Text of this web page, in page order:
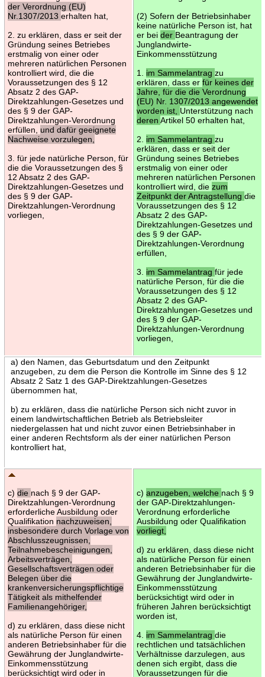
der Verordnung (EU)
Nr.1307/2013 erhalten hat,
2. zu erklären, dass er seit der
Gründung seines Betriebes
erstmalig von einer oder
mehreren natürlichen Personen
kontrolliert wird, die die
Voraussetzungen des § 12
Absatz 2 des GAP-
Direktzahlungen-Gesetzes und
des § 9 der GAP-
Direktzahlungen-Verordnung
erfüllen, und dafür geeignete
Nachweise vorzulegen,
3. für jede natürliche Person, für
die die Voraussetzungen des §
12 Absatz 2 des GAP-
Direktzahlungen-Gesetzes und
des § 9 der GAP-
Direktzahlungen-Verordnung
vorliegen,
(2) Sofern der Betriebsinhaber
keine natürliche Person ist, hat
er bei der Beantragung der
Junglandwirte-
Einkommensstützung
1. im Sammelantrag zu
erklären, dass er für keines der
Jahre, für die die Verordnung
(EU) Nr. 1307/2013 angewendet
worden ist, Unterstützung nach
deren Artikel 50 erhalten hat,
2. im Sammelantrag zu
erklären, dass er seit der
Gründung seines Betriebes
erstmalig von einer oder
mehreren natürlichen Personen
kontrolliert wird, die zum
Zeitpunkt der Antragstellung die
Voraussetzungen des § 12
Absatz 2 des GAP-
Direktzahlungen-Gesetzes und
des § 9 der GAP-
Direktzahlungen-Verordnung
erfüllen,
3. im Sammelantrag für jede
natürliche Person, für die die
Voraussetzungen des § 12
Absatz 2 des GAP-
Direktzahlungen-Gesetzes und
des § 9 der GAP-
Direktzahlungen-Verordnung
vorliegen,
a) den Namen, das Geburtsdatum und den Zeitpunkt
anzugeben, zu dem die Person die Kontrolle im Sinne des § 12
Absatz 2 Satz 1 des GAP-Direktzahlungen-Gesetzes
übernommen hat,
b) zu erklären, dass die natürliche Person sich nicht zuvor in
einem landwirtschaftlichen Betrieb als Betriebsleiter
niedergelassen hat und nicht zuvor einen Betriebsinhaber in
einer anderen Rechtsform als der einer natürlichen Person
kontrolliert hat,
c) die nach § 9 der GAP-
Direktzahlungen-Verordnung
erforderliche Ausbildung oder
Qualifikation nachzuweisen,
insbesondere durch Vorlage von
Abschlusszeugnissen,
Teilnahmebescheinigungen,
Arbeitsverträgen,
Gesellschaftsverträgen oder
Belegen über die
krankenversicherungspflichtige
Tätigkeit als mithelfender
Familienangehöriger,
d) zu erklären, dass diese nicht
als natürliche Person für einen
anderen Betriebsinhaber für die
Gewährung der Junglandwirte-
Einkommensstützung
berücksichtigt wird oder in
c) anzugeben, welche nach § 9
der GAP-Direktzahlungen-
Verordnung erforderliche
Ausbildung oder Qualifikation
vorliegt,
d) zu erklären, dass diese nicht
als natürliche Person für einen
anderen Betriebsinhaber für die
Gewährung der Junglandwirte-
Einkommensstützung
berücksichtigt wird oder in
früheren Jahren berücksichtigt
worden ist,
4. im Sammelantrag die
rechtlichen und tatsächlichen
Verhältnisse darzulegen, aus
denen sich ergibt, dass die
Voraussetzungen für die